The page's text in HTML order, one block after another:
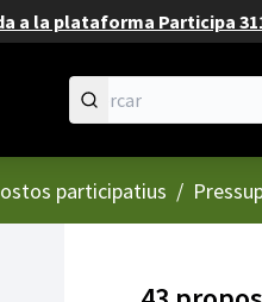
a la plataforma Participa
participatius /